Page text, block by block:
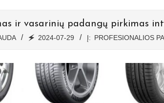
ir vasarinių padangų pirkimas
🗲 2024-07-29 Į: PROFESIONALIOS